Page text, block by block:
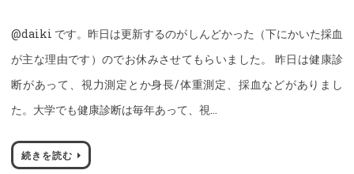
@daiki です。昨日は更新するのがしんどかった（下にかいた採血
が主な理由です）のでお休みさせてもらいました。 昨日は健康診
断があって、視力測定とか身長/体重測定、採血などがありまし
た。大学でも健康診断は毎年あって、視…
続きを読む